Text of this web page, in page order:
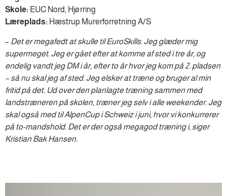
Skole: EUC Nord, Hjørring
Læreplads: Hæstrup Murerforretning A/S
– Det er megafedt at skulle til EuroSkills. Jeg glæder mig
supermeget. Jeg er gået efter at komme af sted i tre år, og
endelig vandt jeg DM i år, efter to år hvor jeg kom på 2. pladsen
– så nu skal jeg af sted. Jeg elsker at træne og bruger al min
fritid på det. Ud over den planlagte træning sammen med
landstræneren på skolen, træner jeg selv i alle weekender. Jeg
skal også med til AlpenCup i Schweiz i juni, hvor vi konkurrerer
på to-mandshold. Det er der også megagod træning i, siger
Kristian Bak Hansen.